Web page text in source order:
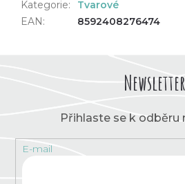
Kategorie:
Tvarové
EAN: 8592408276474
Newsletter
Přihlaste se k odběru
E-mail